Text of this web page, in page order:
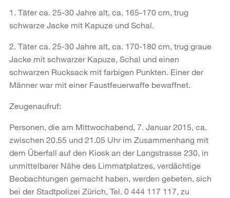
1. Täter ca. 25-30 Jahre alt, ca. 165-170 cm, trug
schwarze Jacke mit Kapuze und Schal.
2. Täter ca. 25-30 Jahre alt, ca. 170-180 cm, trug graue
Jacke mit schwarzer Kapuze, Schal und einen
schwarzen Rucksack mit farbigen Punkten. Einer der
Männer war mit einer Faustfeuerwaffe bewaffnet.
Zeugenaufruf:
Personen, die am Mittwochabend, 7. Januar 2015, ca.
zwischen 20.55 und 21.05 Uhr im Zusammenhang mit
dem Überfall auf den Kiosk an der Langstrasse 230, in
unmittelbarer Nähe des Limmatplatzes, verdächtige
Beobachtungen gemacht haben, werden gebeten, sich
bei der Stadtpolizei Zürich, Tel. 0 444 117 117, zu